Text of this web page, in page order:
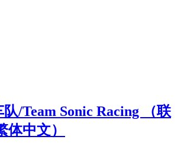
/Team Sonic Racing （联
体中文）